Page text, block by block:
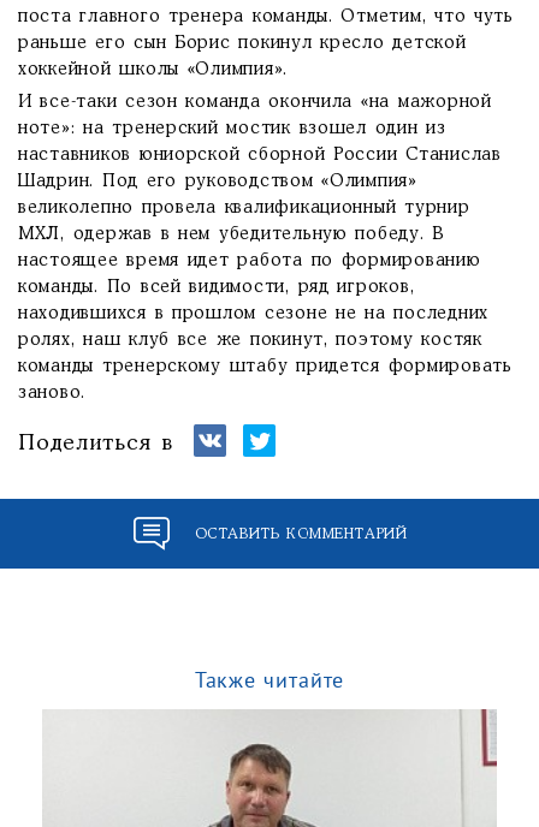
поста главного тренера команды. Отметим, что чуть
раньше его сын Борис покинул кресло детской
хоккейной школы «Олимпия».
И все-таки сезон команда окончила «на мажорной
ноте»: на тренерский мостик взошел один из
наставников юниорской сборной России Станислав
Шадрин. Под его руководством «Олимпия»
великолепно провела квалификационный турнир
МХЛ, одержав в нем убедительную победу. В
настоящее время идет работа по формированию
команды. По всей видимости, ряд игроков,
находившихся в прошлом сезоне не на последних
ролях, наш клуб все же покинут, поэтому костяк
команды тренерскому штабу придется формировать
заново.
Поделиться в
ОСТАВИТЬ КОММЕНТАРИЙ
Также читайте